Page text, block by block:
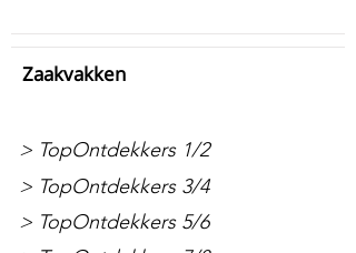
Zaakvakken
> TopOntdekkers 1/2
> TopOntdekkers 3/4
> TopOntdekkers 5/6